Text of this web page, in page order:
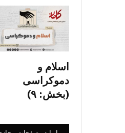
اسلام و
دموکراسی
(بخش: ۹)